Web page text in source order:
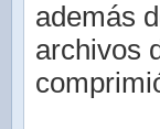
además
archivos